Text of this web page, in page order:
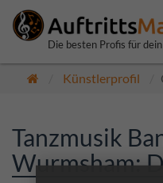
Die besten Profis für
Künstlerprofil
Tanzmusik
Wurmsham: